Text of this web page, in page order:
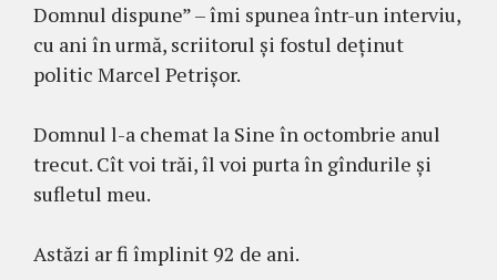
Domnul dispune” – îmi spunea într-un interviu,
cu ani în urmă, scriitorul și fostul deținut
politic Marcel Petrișor.
Domnul l-a chemat la Sine în octombrie anul
trecut. Cît voi trăi, îl voi purta în gîndurile și
sufletul meu.
Astăzi ar fi împlinit 92 de ani.